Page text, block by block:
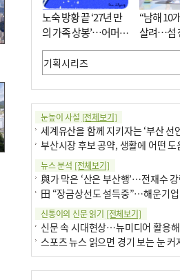
노숙 방황 끝 ‘27년 만
의 가족 상봉’…어머니
와 행복 꿈꿔
“남해 10
살려…섬
원으로 조
눈높이 사설 [전체보기]
세계유산을 함께 지키자는 ‘부산 선
부산시장 후보 공약, 생활에 어떤 도
뉴스 분석 [전체보기]
신통이의 신문 읽기 [전체보기]
신문 속 시대현상…뉴미디어 활용
스포츠 뉴스 읽으면 경기 보는 눈 커